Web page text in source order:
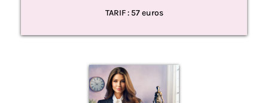
TARIF : 57 euros